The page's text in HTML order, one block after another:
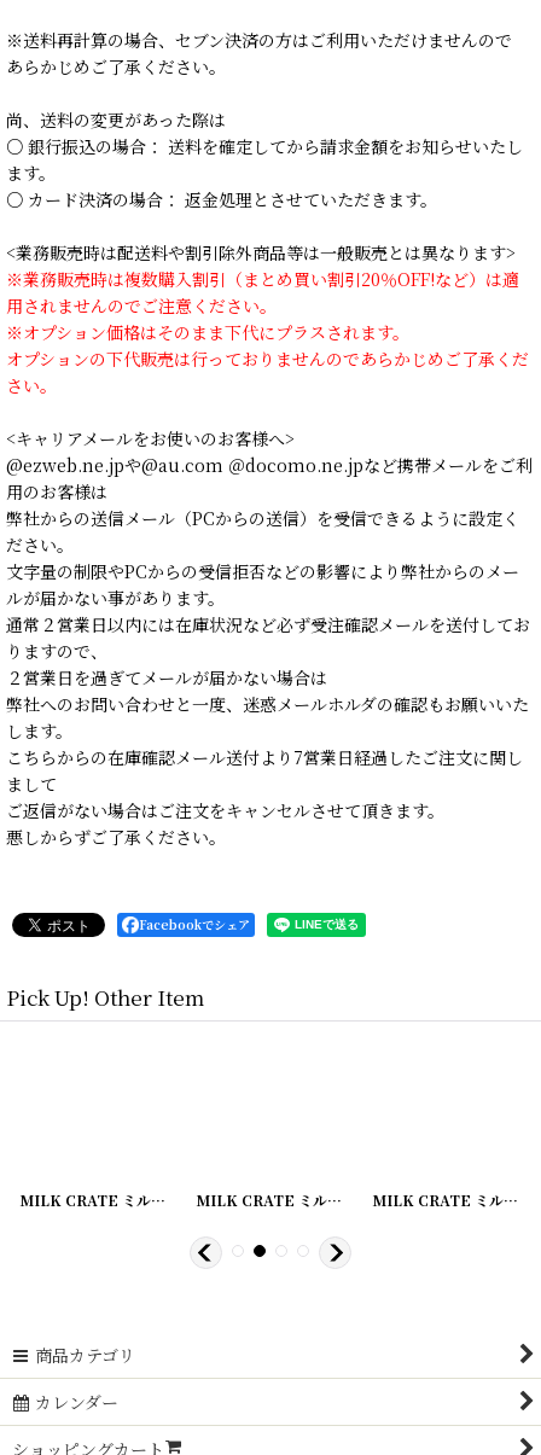
※送料再計算の場合、セブン決済の方はご利用いただけませんので
あらかじめご了承ください。
尚、送料の変更があった際は
○ 銀行振込の場合： 送料を確定してから請求金額をお知らせいたし
ます。
○ カード決済の場合： 返金処理とさせていただきます。
<業務販売時は配送料や割引除外商品等は一般販売とは異なります>
※業務販売時は複数購入割引（まとめ買い割引20％OFF!など）は適
用されませんのでご注意ください。
※オプション価格はそのまま下代にプラスされます。
オプションの下代販売は行っておりませんのであらかじめご了承くだ
さい。
<キャリアメールをお使いのお客様へ>
@ezweb.ne.jpや@au.com ＠docomo.ne.jpなど携帯メールをご利
用のお客様は
弊社からの送信メール（PCからの送信）を受信できるように設定く
ださい。
文字量の制限やPCからの受信拒否などの影響により弊社からのメー
ルが届かない事があります。
通常２営業日以内には在庫状況など必ず受注確認メールを送付してお
りますので、
２営業日を過ぎてメールが届かない場合は
弊社へのお問い合わせと一度、迷惑メールホルダの確認もお願いいた
します。
こちらからの在庫確認メール送付より7営業日経過したご注文に関し
まして
ご返信がない場合はご注文をキャンセルさせて頂きます。
悪しからずご了承ください。
Facebookでシェア
Pick Up! Other Item
[20200822-3]
MILK CRATE ミルククレート [20200822-2]
MILK CRATE ミルククレート [20200822-7]
MILK CRATE ミルククレート
商品カテゴリ
カレンダー
ショッピングカート